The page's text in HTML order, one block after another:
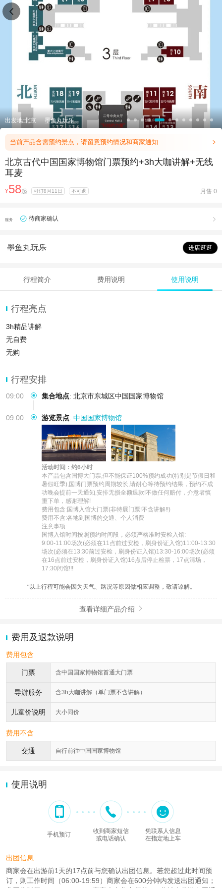
出发地:北京 墨鱼丸玩乐
当前产品含需预约景点，请留意预约情况和商家通知 
北京古代中国国家博物馆门票预约+3h大咖讲解+无线
耳麦
¥58起 可订8月11日 不可退 月售:0
服务 待商家确认 
墨鱼丸玩乐 进店逛逛
行程简介 费用说明 使用说明
行程亮点
3h精品讲解
无自费
无购
行程安排
09:00 集合地点: 北京市东城区中国国家博物馆
09:00 游览景点: 中国国家博物馆
活动时间：约6小时
本产品包含国博大门票,但不能保证100%预约成功(特别是节假日和
暑假旺季),国博门票预约周期较长,请耐心等待预约结果，预约不成
功晚会提前一天通知,安排无损全额退款!不做任何赔付，介意者慎
重下单，感谢理解!
费用包含:国博入馆大门票(非特展门票!不含讲解!!)
费用不含:各地到国博的交通、个人消费
注意事项:
国博入馆时间按照预约时间段，必须严格准时安检入馆:
9:00-11:00场次(必须在11点前过安检，刷身份证入馆)11:00-13:30
场次(必须在13:30前过安检，刷身份证入馆)13:30-16:00场次(必须
在16点前过安检，刷身份证入馆)16点后停止检票，17点清场，
17:30闭馆!!!
*以上行程可能会因为天气、路况等原因做相应调整，敬请谅解。
查看详细产品介绍 
费用及退款说明
费用包含
门票 含中国国家博物馆首通大门票
导游服务 含3h大咖讲解（单门票不含讲解）
儿童价说明 大小同价
费用不含
交通 自行前往中国国家博物馆
使用说明
手机预订
收到商家短信
或电话确认
凭联系人信息
在指定地上车
出团信息
商家会在出游前1天的17点前与您确认出团信息。若您超过此时间预
订，则工作时间（06:00-19:59）商家会在600分钟内发送出团通知；
